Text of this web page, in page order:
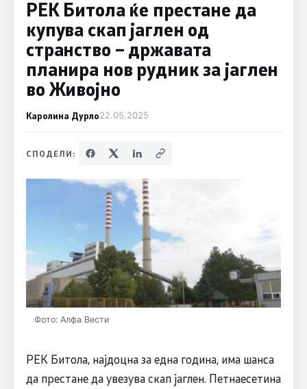
РЕК Битола ќе престане да
купува скап јаглен од
странство – државата
планира нов рудник за јаглен
во Живојно
Каролина Дурло22.05.2025
СПОДЕЛИ:
Фото: Алфа Вести
РЕК Битола, најдоцна за една година, има шанса
да престане да увезува скап јаглен. Петнаесетина